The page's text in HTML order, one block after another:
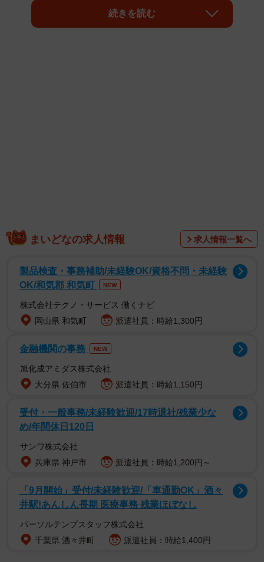
きっかけになったのはExcel医さん（@Excel_design_Dr）
が「マジでショートカットをなめてはいけない。ほんの数
wordの場合のショートカット（Excel医さん提供）
マジでショートカットをなめてはいけない。ほんの数秒の
時短だが、長い人生で何千回何万回も押す操作だから早い
うちに使えた方が絶対いい。右手はマウスでいいけど、左
手だけのやつはマジ使えって。仕事が速い人はもれなく使
続きを読む
まいどなの求人情報 求人情報一覧へ
製品検査・事務補助/未経験OK/資格不問・未経験
OK/和気郡 和気町
NEW
株式会社テクノ・サービス 働くナビ
岡山県 和気町
派遣社員：時給1,300円
金融機関の事務 NEW
旭化成アミダス株式会社
大分県 佐伯市
派遣社員：時給1,150円
受付・一般事務/未経験歓迎/17時退社/残業少な
め/年間休日120日
サンワ株式会社
兵庫県 神戸市
派遣社員：時給1,200円～
「9月開始」受付/未経験歓迎/「車通勤OK」酒々
井駅!あんしん長期 医療事務 残業ほぼなし
パーソルテンプスタッフ株式会社
千葉県 酒々井町
派遣社員：時給1,400円